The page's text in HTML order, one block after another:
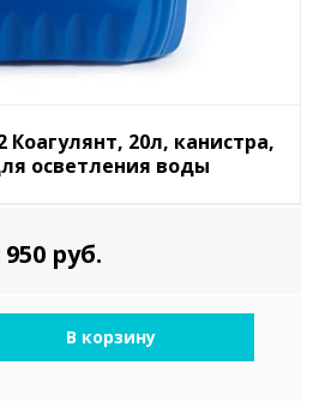
Коагулянт, 20л, канистра,
осветления воды
950 руб.
В корзину